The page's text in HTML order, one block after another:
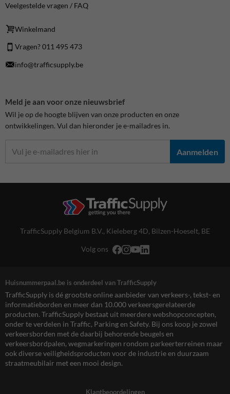
Veelgestelde vragen / FAQ
Winkelmand
Vragen? 011 495 473
info@trafficsupply.be
Meld je aan voor onze nieuwsbrief
Wil je op de hoogte blijven van onze producten en onze
ontwikkelingen. Vul dan hieronder je e-mailadres in.
Aanmelden
TrafficSupply Belgium B.V., Kieleberg 4D, Bilzen-Hoeselt, BE
Volg ons
Huisnummerpaal.be is onderdeel van TrafficSupply
TrafficSupply is dé grootste online aanbieder van verkeers-, tekst- en
informatieborden en meer dan 10.000 verkeersgerelateerde
producten. TrafficSupply bestaat uit meerdere webshopconcepten,
onder te verdelen in Traffic, Parking en Safety. Bij ons koop je zowel
verkeersborden met de daarbij behorende beugels en
verkeersbordpalen, wegmarkeringen rondom parkeerterreinen maar
ook diverse veiligheidsproducten voor de industrie en duurzaam
straatmeubilair met een mooi design.
Klantbeoordelingen